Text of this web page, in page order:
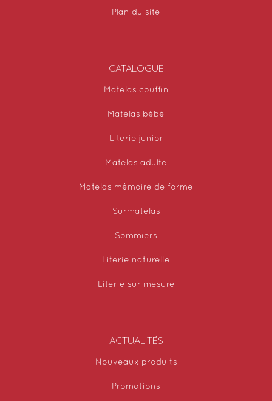
Plan du site
CATALOGUE
Matelas couffin
Matelas bébé
Literie junior
Matelas adulte
Matelas mémoire de forme
Surmatelas
Sommiers
Literie naturelle
Literie sur mesure
ACTUALITÉS
Nouveaux produits
Promotions